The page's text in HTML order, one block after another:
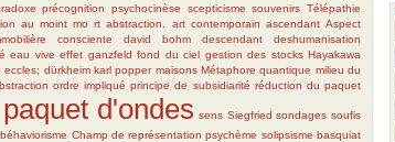
précognition psychocinèse scepticisme souvenirs Télépathie
au moint mo rt abstraction. art contemporain ascendant Aspect
consciente david bohm descendant
deshumanisation
eau vive effet ganzfeld fond du ciel gestion des stocks Hayakawa
eccles; dürkheim karl popper maisons Métaphore quantique milieu du
ordre impliqué principe de subsidiarité réduction du paquet
d'ondes sens Siegfried sondages soufis
béhaviorisme Champ de représentation psychème solipsisme basquiat